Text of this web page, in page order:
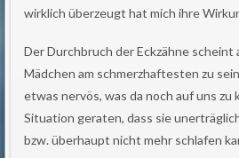
wirklich überzeugt hat mich ihre
Der Durchbruch der Eckzähne scheint
Mädchen am schmerzhaftesten zu
etwas nervös, was da noch auf uns zu
Situation geraten, dass sie
bzw. überhaupt nicht mehr schlafen